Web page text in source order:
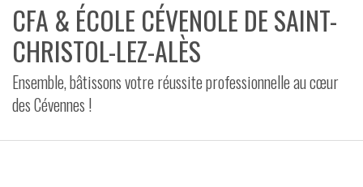
ESPACE PRESSE
VIDÉOS
CONTACT
CFA & ÉCOLE CÉVENOLE DE SAINT-
CHRISTOL-LEZ-ALÈS
Ensemble, bâtissons votre réussite professionnelle au cœur
des Cévennes !